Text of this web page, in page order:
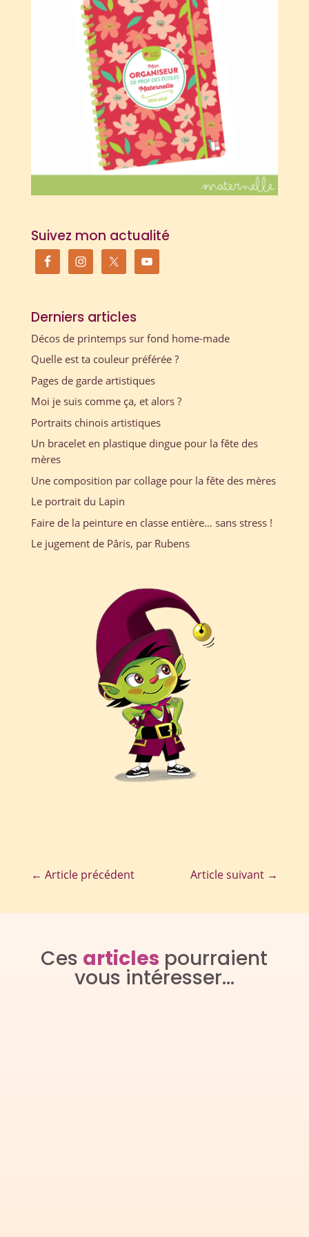
Suivez mon actualité
Derniers articles
Décos de printemps sur fond home-made
Quelle est ta couleur préférée ?
Pages de garde artistiques
Moi je suis comme ça, et alors ?
Portraits chinois artistiques
Un bracelet en plastique dingue pour la fête des
mères
Une composition par collage pour la fête des mères
Le portrait du Lapin
Faire de la peinture en classe entière… sans stress !
Le jugement de Pâris, par Rubens
← Article précédent Article suivant →
Ces articles pourraient
vous intéresser…